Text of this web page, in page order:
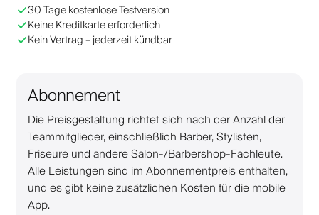
30 Tage kostenlose Testversion
Keine Kreditkarte erforderlich
Kein Vertrag – jederzeit kündbar
Abonnement
Die Preisgestaltung richtet sich nach der Anzahl der
Teammitglieder, einschließlich Barber, Stylisten,
Friseure und andere Salon-/Barbershop-Fachleute.
Alle Leistungen sind im Abonnementpreis enthalten,
und es gibt keine zusätzlichen Kosten für die mobile
App.